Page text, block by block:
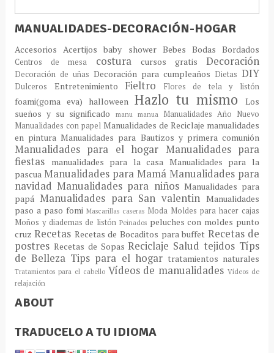
MANUALIDADES-DECORACIÓN-HOGAR
AccesoriosAcertijosbaby shower Bebes BodasBordados
Centros de mesa costura cursos gratisDecoración
Decoración de uñas Decoración para cumpleaños DietasDIY
Dulceros Entretenimiento Fieltro Flores de tela y listón
foami(goma eva) halloween Hazlo tu mismoLos
sueños y su significado
manu manua Manualidades Año Nuevo
Manualidades con papel Manualidades de Reciclaje manualidades
en pinturaManualidades para Bautizos y primera comunión
Manualidades para el hogar Manualidades para
fiestas
manualidades para la casa Manualidades para la
pascua Manualidades para MamáManualidades para
navidadManualidades para niños Manualidades para
papá Manualidades para San valentinManualidades
paso a paso fomi Mascarillas caseras Moda Moldes para hacer cajas
Moños y diademas de listón Peinados peluches con moldes punto
cruzRecetas Recetas de Bocaditos para buffet Recetas de
postres Recetas de SopasReciclaje Saludtejidos Típs
de Belleza Tips para el hogar tratamientos naturales
Tratamientos para el cabello Vídeos de manualidadesVídeos de
relajación
ABOUT
TRADUCELO A TU IDIOMA